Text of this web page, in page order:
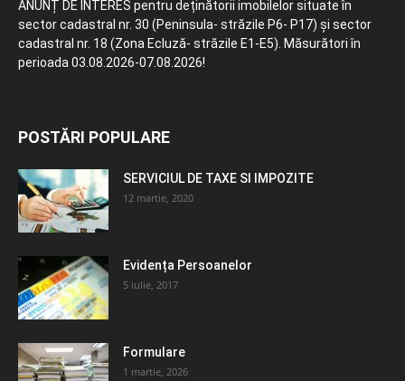
ANUNȚ DE INTERES pentru deținătorii imobilelor situate în
sector cadastral nr. 30 (Peninsula- străzile P6- P17) și sector
cadastral nr. 18 (Zona Ecluză- străzile E1-E5). Măsurători în
perioada 03.08.2026-07.08.2026!
POSTĂRI POPULARE
SERVICIUL DE TAXE SI IMPOZITE
12 martie, 2020
Evidența Persoanelor
5 iulie, 2017
Formulare
1 martie, 2026